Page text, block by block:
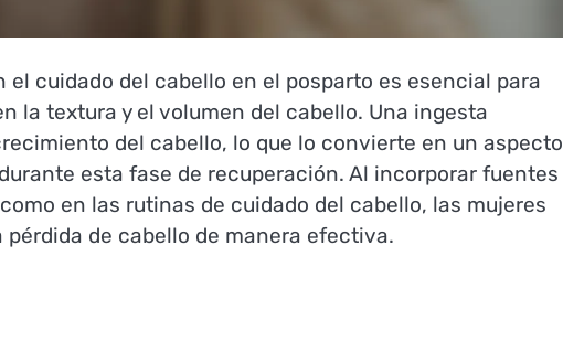
cuidado del cabello en el posparto es esencial para
la textura y el volumen del cabello. Una ingesta
del cabello, lo que lo convierte en un aspecto
esta fase de recuperación. Al incorporar fuentes
en las rutinas de cuidado del cabello, las mujeres
de cabello de manera efectiva.